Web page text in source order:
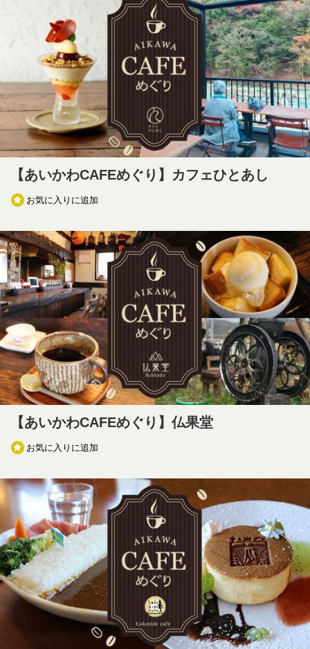
【あいかわCAFEめぐり】カフェひとあし
お気に入りに追加
【あいかわCAFEめぐり】仏果堂
お気に入りに追加